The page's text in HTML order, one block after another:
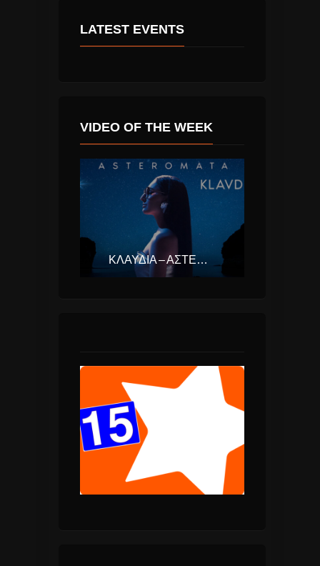
LATEST EVENTS
VIDEO OF THE WEEK
ΚΛΑΥΔΊΑ – ΑΣΤΕΡΟΜΆΤΑ (EUROVISION ΕΛΛΆΔΑ 2025)